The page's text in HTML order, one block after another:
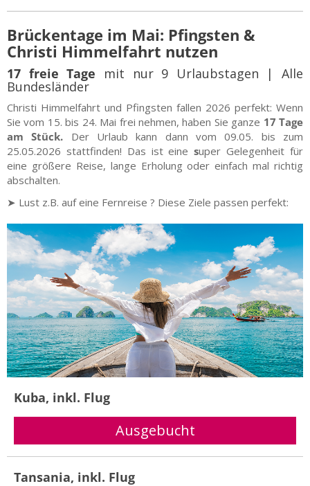
Brückentage im Mai: Pfingsten &
Christi Himmelfahrt nutzen
17 freie Tage mit nur 9 Urlaubstagen | Alle
Bundesländer
Christi Himmelfahrt und Pfingsten fallen 2026 perfekt: Wenn
Sie vom 15. bis 24. Mai frei nehmen, haben Sie ganze 17 Tage
am Stück. Der Urlaub kann dann vom 09.05. bis zum
25.05.2026 stattfinden! Das ist eine super Gelegenheit für
eine größere Reise, lange Erholung oder einfach mal richtig
abschalten.
➤ Lust z.B. auf eine Fernreise ? Diese Ziele passen perfekt:
Kuba, inkl. Flug
Tansania, inkl. Flug